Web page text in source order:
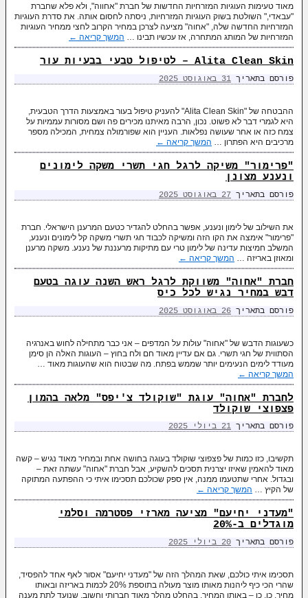
מאוד טעימות העוגיות המזרחיות החדשות של חברת "אחווה", ולא פלא שחברת
"עבאדי," השולטת בשוק העוגיות המזרחיות, ניסתה לחסום אותה. את סדרת העוגיות
המזרחיות החדשה שלה, "אחוה" מציעה לצרכן במחיר הקרוב לחצי ממחיר העוגיות
המזרחיות של המותג המתחרה, אז עכשיו תבינו … המשך קריאה ←
Alita Clean Skin – לטיפול טבעי בבעיות עור
פורסם בתאריך 31 באוגוסט 2025
ההבטחה של "Alita Clean Skin" להעניק טיפול בעור באמצעות הדרך הטבעית,
היא לגמרי דבר לא פשוט. נכון, הרבה מאיתנו מכירים פה ושם מסורות עממיות על
צמח כזה או אחר שעושה נפלאות. העניין הוא שפורמולה צמחית, המכילה מספר
מרכיבים היא הפתרון … המשך קריאה ←
"פרימור" משיקה לרגל חגי תשרי משקה לימונים
ונענע מצונן
פורסם בתאריך 27 באוגוסט 2025
את השילוב של לימון ונענע, אפשר בהחלט להגדיר כטעם המרענן הישראלי. חברת
"פרימור" אימצה את הקו הזה ומשיקה לכבוד חגי תשרי משקה קל לימונים ונענע,
המשלב חמיצות עדינה של לימון טרי עם מתיקות מרעננת של נענע. משקה מרענן
ומאוזן באריזה … המשך קריאה ←
חברת "אחוה" משווקת לרגל ראש השנה עוגה בטעם
דבש במחיר נגיש לכל כיס
פורסם בתאריך 26 באוגוסט 2025
כשעוגות הדבש של "אחוה" עולות על המדפים – אני כבר מתחילה לחוש באנרגיה
הסתווית של חגי תשרי. גם אם עדיין מאוד חם ולח בחוץ – העוגות האלה הן סימן
מעודד לימים הנעימים יותר שממש בפתח. מה שבטוח הוא שהעוגות מאוד …
המשך קריאה ←
לחברת "אחוה" עוגת "שוקולד צ'יפס" מלאה בהמון
פצפוצי שוקולד
פורסם בתאריך 21 ביולי 2025
תקשיבו, כזו כמות של פצפוצי שוקולד בעוגה בחושה אחת ובמחיר מאוד נגיש – קשה
מאוד להאמין שאיזו יצרנית תסכים להשקיע, אבל חברת "אחוה" עשתה זאת –
ובגדול. אחרי שתטעמו ממנה, אין ספק שכולכם תסכימו איתי כי ההפתעה המתוקה
של הקיץ … המשך קריאה ←
"מעדני יחיעם" מציעה מארזי פסטרמה וסלמי
מוגדלים ב-20%
פורסם בתאריך 20 ביולי 2025
תסכימו איתי כולכם, שאת המהלך הזה של "מעדני יחיעם" אסור לאף אחד להפסיד,
שהרי הכי כיף ליהנות מאותו מוצר מעולה בתוספת 20% לכמות באריזה ובאותו
מחיר. כן, כן – באותו המחיר. בהחלט מהלך מאוד חברותי וחשוב, שנועד לתת מענה